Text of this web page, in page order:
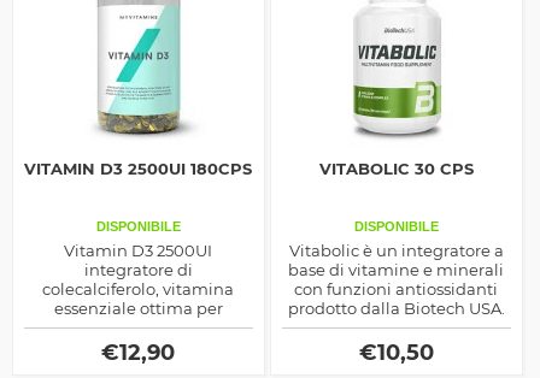
VITAMIN D3 2500UI 180CPS
DISPONIBILE
Vitamin D3 2500UI
integratore di
colecalciferolo, vitamina
essenziale ottima per
aiutare la densità delle ossa
ma anche il vigore del corpo,
è connessa con la presenza
€12,90
VITABOLIC 30 CPS
DISPONIBILE
Vitabolic è un integratore a
base di vitamine e minerali
con funzioni antiossidanti
prodotto dalla Biotech USA.
€10,50